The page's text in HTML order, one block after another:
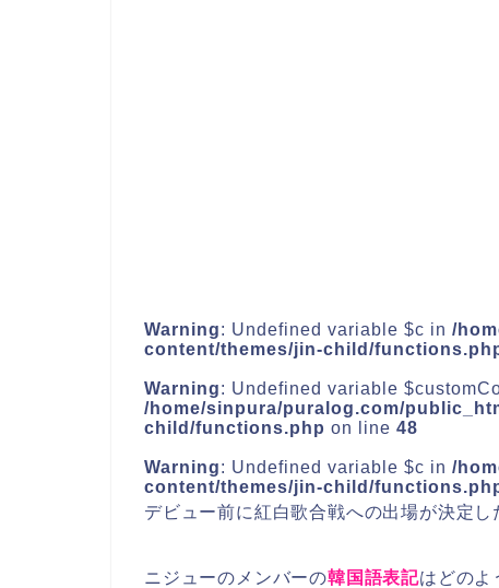
Warning: Undefined variable $c in /
content/themes/jin-child/
Warning: Undefined variable
/home/sinpura/puralog.com/
child/functions.php on line 48
Warning: Undefined variable $c in /
content/themes/jin-child/
デビュー前に紅白歌合戦への出場が決定
ニジューの メンバーの韓国語表記はどのよ